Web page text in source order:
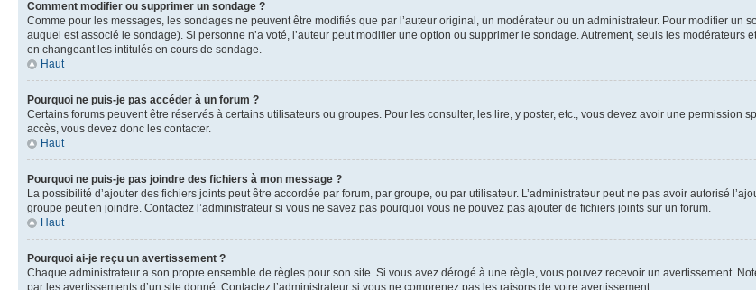
Comment modifier ou supprimer un sondage ?
Comme pour les messages, les sondages ne peuvent être modifiés que par l’auteur original, un modérateur ou un administrateur. Pour modifier un
auquel est associé le sondage). Si personne n’a voté, l’auteur peut modifier une option ou supprimer le sondage. Autrement, seuls les
en changeant les intitulés en cours de sondage.
Haut
Pourquoi ne puis-je pas accéder à un forum ?
Certains forums peuvent être réservés à certains utilisateurs ou groupes. Pour les consulter, les lire, y poster, etc., vous devez avoir une
accès, vous devez donc les contacter.
Haut
Pourquoi ne puis-je pas joindre des fichiers à mon message ?
La possibilité d’ajouter des fichiers joints peut être accordée par forum, par groupe, ou par utilisateur. L’administrateur peut ne pas avoir autorisé
groupe peut en joindre. Contactez l’administrateur si vous ne savez pas pourquoi vous ne pouvez pas ajouter de fichiers joints sur un forum.
Haut
Pourquoi ai-je reçu un avertissement ?
Chaque administrateur a son propre ensemble de règles pour son site. Si vous avez dérogé à une règle, vous pouvez recevoir un avertissement.
par les avertissements d’un site donné. Contactez l’administrateur si vous ne comprenez pas les raisons de votre avertissement.